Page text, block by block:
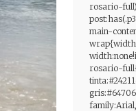
rosario-
main-
rosario-